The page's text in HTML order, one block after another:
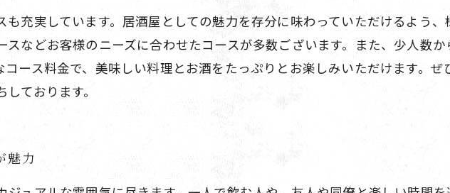
も充実しています。居酒屋としての魅力を存分に味わっていただけるよう
スなどお客様のニーズに合わせたコースが多数ございます。また、少人数
コース料金で、美味しい料理とお酒をたっぷりとお楽しみいただけます。
ております。
魅力